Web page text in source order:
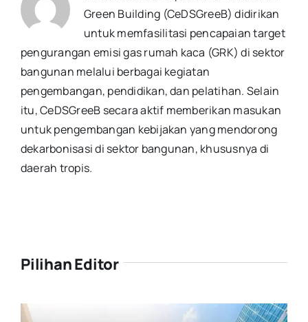
Green Building (CeDSGreeB) didirikan
untuk memfasilitasi pencapaian target
pengurangan emisi gas rumah kaca (GRK) di sektor
bangunan melalui berbagai kegiatan
pengembangan, pendidikan, dan pelatihan. Selain
itu, CeDSGreeB secara aktif memberikan masukan
untuk pengembangan kebijakan yang mendorong
dekarbonisasi di sektor bangunan, khususnya di
daerah tropis.
Pilihan Editor